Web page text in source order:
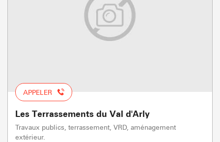
APPELER
Les Terrassements du Val d'Arly
Travaux publics, terrassement, VRD, aménagement
extérieur.